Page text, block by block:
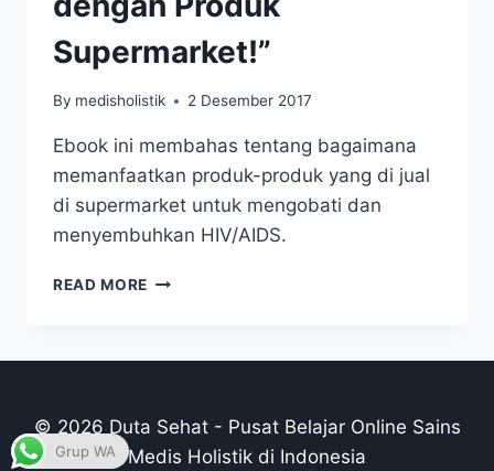
Supermarket!”
By medisholistik 2 Desember 2017
Ebook ini membahas tentang bagaimana
memanfaatkan produk-produk yang di jual
di supermarket untuk mengobati dan
menyembuhkan HIV/AIDS.
READ MORE EBOOK
© 2026 Duta Sehat - Pusat Belajar Online Sains
Medis Holistik di Indonesia
Grup WA